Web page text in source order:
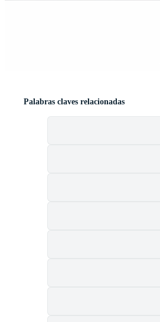
Palabras claves relacionadas